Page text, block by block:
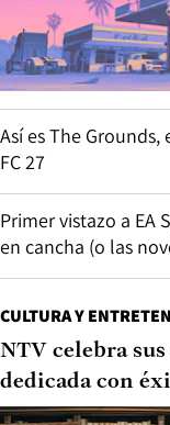
Así es The
FC 27
Primer vistazo a EA
en cancha (o las
CULTURA Y
NTV celebra
dedicada con